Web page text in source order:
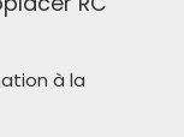
à la